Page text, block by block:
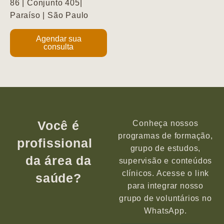
86 | Conjunto 405|
Paraíso | São Paulo
Agendar sua
consulta
Você é
profissional
da área da
saúde?
Conheça nossos
programas de formação,
grupo de estudos,
supervisão e conteúdos
clínicos. Acesse o link
para integrar nosso
grupo de voluntários no
WhatsApp.